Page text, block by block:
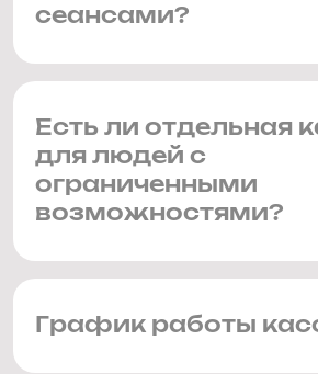
сеансами?
Есть ли отдельная
для людей с
ограниченными
возможностями?
График работы